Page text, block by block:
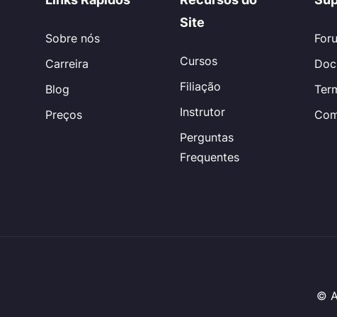
Sobre nós
Carreira
Blog
Preços
Site
Cursos
Filiação
Instrutor
Perguntas
Frequentes
©